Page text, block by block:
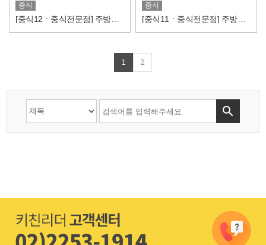
중식
[중식12ㆍ중식전문점] 주방도면/주방설비내역
중식
[중식11ㆍ중식전문점] 주방도면/주방설비내역
1 2
